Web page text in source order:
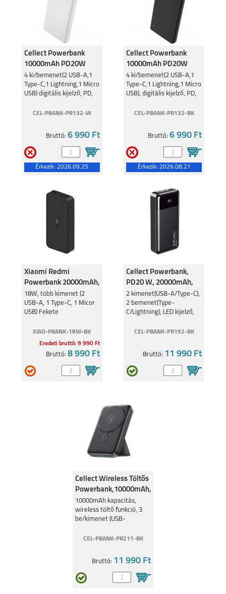
MOTOROLA MOTO
G35 5G
MOTOROLA MOTO
G24
MOTOROLA EDGE 40
MOTOROLA MOTO
MOTOROLA MOTO
Cellect Powerbank
10000mAh PD20W
Fehér PR132
10000mAh
4 ki/bemenet(2 USB-A,1
Type-C,1 Lightning,1 Micro
USB) digitális kijelző, PD,
CEL-PBANK-PR132-W
Bruttó: 6 990 Ft
Érkezik:2026.09.25
Cellect Powerbank
10000mAh PD20W
Fekete PR132
10000mAh
4 ki/bemenet(2 USB-A,1
Type-C,1 Lightning,1 Micro
USB), digitális kijelző, PD,
CEL-PBANK-PR132-BK
Bruttó:6 990 Ft
Érkezik: 2026.08.21
Xiaomi Redmi
Powerbank 20000mAh,
18W, Fekete
18W, több kimenet (2
USB-A, 1 Type-C, 1 Micor
USB) Fekete
XIAO-PBANK-18W-BK
Eredeti bruttó: 9 990 Ft
Bruttó: 8 990 Ft
Cellect Powerbank,
PD20 W, 20000mAh,
Fekete
2 kimenet(USB-A/Type-C),
2 bemenet(Type-
C/Lightning), LED kijelző,
CEL-PBANK-PR192-BK
Bruttó: 11 990 Ft
Cellect Wireless Töltős
Powerbank,10000mAh,
Fekete
10000mAh kapacitás,
wireless töltő funkció, 3
be/kimenet (USB-
CEL-PBANK-PR211-BK
Bruttó: 11 990 Ft